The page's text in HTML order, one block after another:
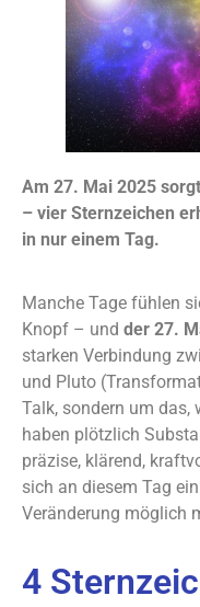
Am 27. Mai 2025
– vier Sternzeichen
in nur einem Tag.
Manche Tage fühlen
Knopf – und der 27.
starken Verbindung
und Pluto
Talk, sondern um das,
haben plötzlich
präzise, klärend,
sich an diesem Tag
Veränderung möglich
4